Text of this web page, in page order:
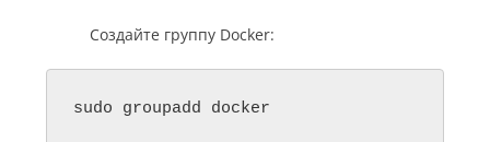
Создайте группу Docker:
sudo groupadd docker